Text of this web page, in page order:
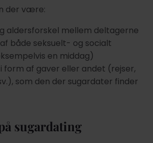
der være:
aldersforskel mellem deltagerne
både seksuelt- og socialt
en middag)
form af gaver eller andet (rejser,
som den der sugardater finder
sugardating